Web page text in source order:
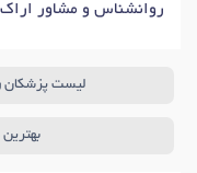
روانشناس و مشاور
لیست پزشکان